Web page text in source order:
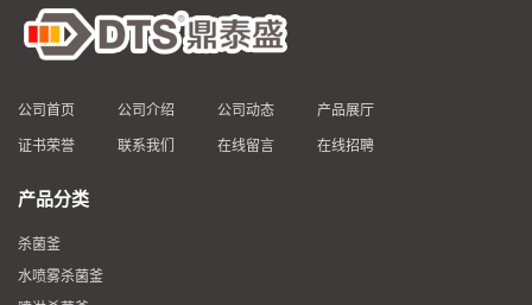
公司首页 公司介绍 公司动态 产品展厅
证书荣誉 联系我们 在线留言 在线招聘
产品分类
杀菌釜
水喷雾杀菌釜